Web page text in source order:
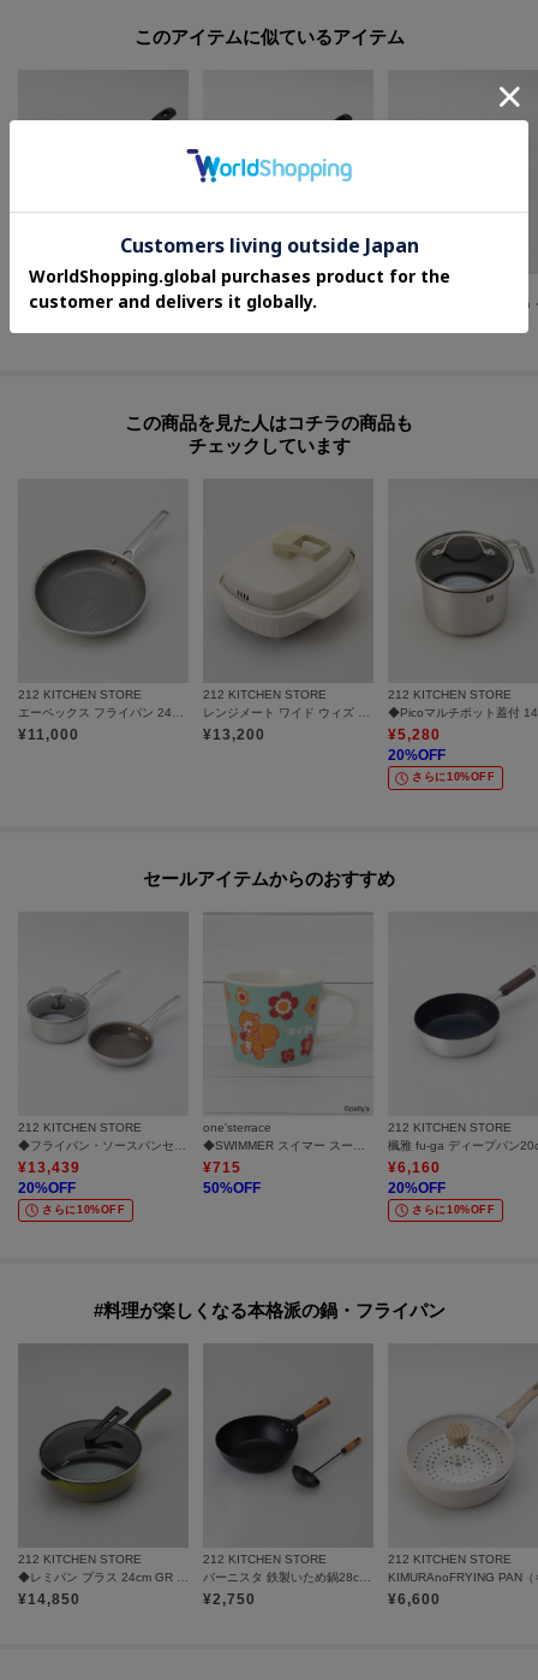
このアイテムに似ているアイテム
212 KITCHEN STORE
◆バーリセラミック 26cm ＜BALLARINI バッラリーニ＞
212 KITCHEN STORE
212 KITCHEN STORE
この商品を見た人はコチラの商品も
チェックしています
212 KITCHEN STORE
エーペックス フライパン 24cm ＜GreenPan グリーンパン＞
¥11,000
212 KITCHEN STORE
レンジメート ワイド ウィズ スチーマー ウォームグレー
¥13,200
212 KITCHEN STORE
¥5,280
20%OFF
さらに10%OFF
セールアイテムからのおすすめ
212 KITCHEN STORE
¥13,439
20%OFF
さらに10%OFF
one'sterrace
¥715
50%OFF
212 KITCHEN STORE
楓雅 fu-ga ディープパン
¥6,160
20%OFF
さらに10%OFF
#料理が楽しくなる本格派の鍋・フライパン
212 KITCHEN STORE
◆レミパン プラス 24cm GR ＜remy レミー＞
¥14,850
212 KITCHEN STORE
バーニスタ 鉄製いため鍋28cm お玉付
¥2,750
212 KITCHEN STORE
¥6,600